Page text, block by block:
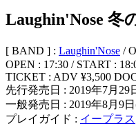
Laughin'Nose 冬
[ BAND ] : Laughin'Nose /
OPEN : 17:30 / START :
TICKET : ADV ¥3,500
先行発売日 : 2019年7月29
一般発売日 : 2019年8月9
プレイガイド : イープラス